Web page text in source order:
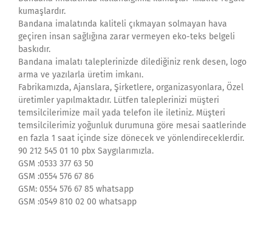
kumaşlardır.
Bandana imalatında kaliteli çıkmayan solmayan hava
geçiren insan sağlığına zarar vermeyen eko-teks belgeli
baskıdır.
Bandana imalatı taleplerinizde dilediğiniz renk desen, logo
arma ve yazılarla üretim imkanı.
Fabrikamızda, Ajanslara, Şirketlere, organizasyonlara, Özel
üretimler yapılmaktadır. Lütfen taleplerinizi müşteri
temsilcilerimize mail yada telefon ile iletiniz. Müşteri
temsilcilerimiz yoğunluk durumuna göre mesai saatlerinde
en fazla 1 saat içinde size dönecek ve yönlendireceklerdir.
90 212 545 01 10 pbx Saygılarımızla.
GSM :0533 377 63 50
GSM :0554 576 67 86
GSM: 0554 576 67 85 whatsapp
GSM :0549 810 02 00 whatsapp